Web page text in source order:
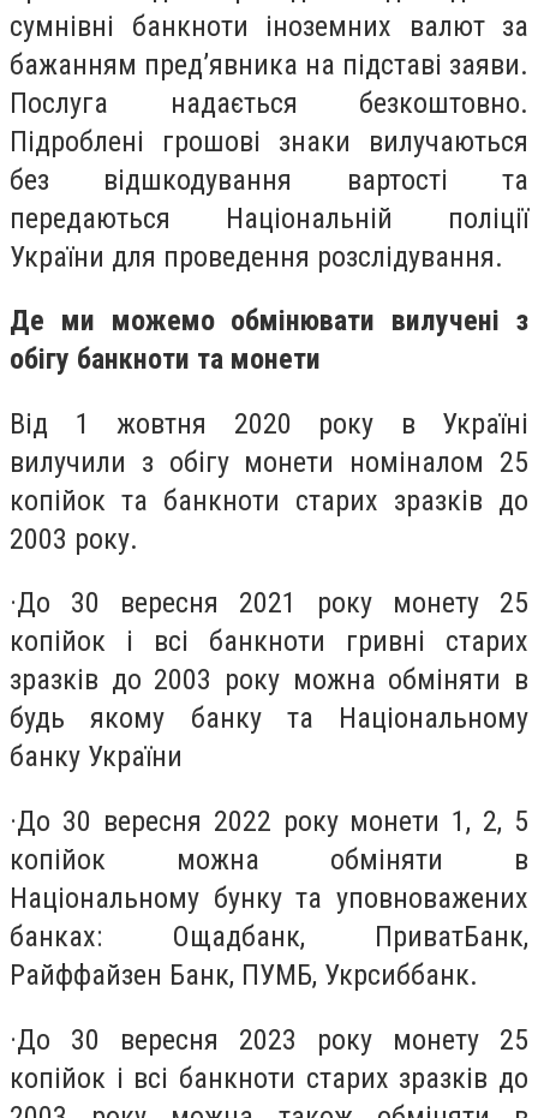
сумнівні банкноти іноземних валют за
бажанням пред’явника на підставі заяви.
Послуга надається безкоштовно.
Підроблені грошові знаки вилучаються
без відшкодування вартості та
передаються Національній поліції
України для проведення розслідування.
Де ми можемо обмінювати вилучені з
обігу банкноти та монети
Від 1 жовтня 2020 року в Україні
вилучили з обігу монети номіналом 25
копійок та банкноти старих зразків до
2003 року.
·До 30 вересня 2021 року монету 25
копійок і всі банкноти гривні старих
зразків до 2003 року можна обміняти в
будь якому банку та Національному
банку України
·До 30 вересня 2022 року монети 1, 2, 5
копійок можна обміняти в
Національному бунку та уповноважених
банках: Ощадбанк, ПриватБанк,
Райффайзен Банк, ПУМБ, Укрсиббанк.
·До 30 вересня 2023 року монету 25
копійок і всі банкноти старих зразків до